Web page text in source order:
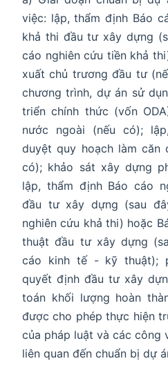
việc: lập, thẩm định Báo
khả thi đầu tư xây dựng
cáo nghiên cứu tiền khả
xuất chủ trương đầu tư
chương trình, dự án sử
triển chính thức (vốn
nước ngoài (nếu có);
duyệt quy hoạch làm căn
có); khảo sát xây dựng
lập, thẩm định Báo cáo
đầu tư xây dựng (sau
nghiên cứu khả thi) hoặc
thuật đầu tư xây dựng
cáo kinh tế - kỹ thuật);
quyết định đầu tư xây
toán khối lượng hoàn
được cho phép thực hiện
của pháp luật và các công
liên quan đến chuẩn bị dự